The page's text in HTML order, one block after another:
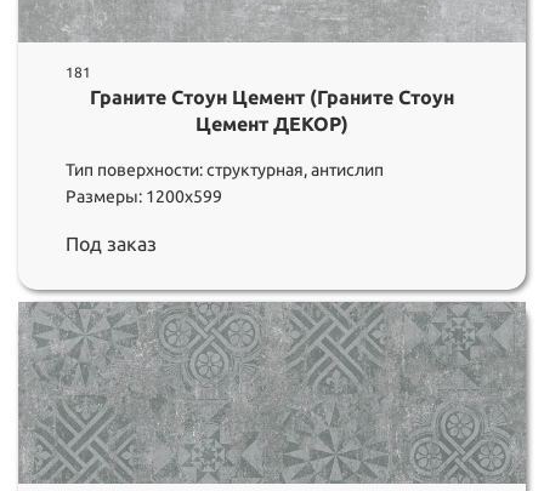
181
Граните Стоун Цемент (Граните Стоун
Цемент ДЕКОР)
Тип поверхности: структурная, антислип
Размеры: 1200х599
Под заказ